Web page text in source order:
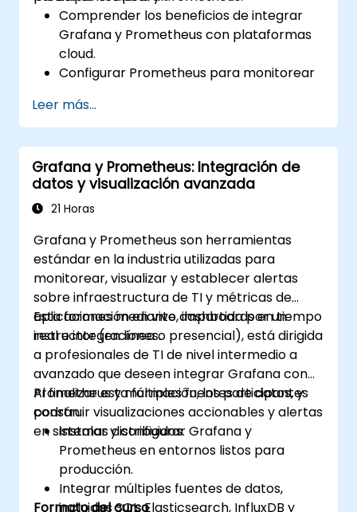
Comprender los beneficios de integrar
Grafana y Prometheus con plataformas
cloud.
Configurar Prometheus para monitorear
Configurar Grafana para visualizar las
métricas de los servicios cloud.
Aprovechar las herramientas nativas de
la nube y sus integraciones para
garantizar la escalabilidad del monitoreo.
Leer más...
Grafana y Prometheus: Integración de
datos y visualización avanzada
21 Horas
Grafana y Prometheus son herramientas
estándar en la industria utilizadas para
monitorear, visualizar y establecer alertas
sobre infraestructura de TI y métricas de
aplicaciones mediante dashboards en tiempo
real e integraciones.
Esta formación en vivo, impartida por un
instructor (en línea o presencial), está dirigida
a profesionales de TI de nivel intermedio a
avanzado que deseen integrar Grafana con
Prometheus y múltiples fuentes de datos, y
construir visualizaciones accionables y alertas
en sistemas distribuidos.
Al finalizar esta formación, los participantes
podrán:
Instalar y configurar Grafana y
Prometheus en entornos listos para
producción.
Integrar múltiples fuentes de datos,
incluidas SQL, Elasticsearch, InfluxDB y
Formato del curso